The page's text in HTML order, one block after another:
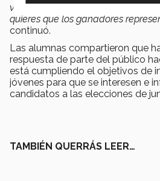
votas por la persona que sientes
quieres que los ganadores
continuó.
Las alumnas compartieron que
respuesta de parte del público
está cumpliendo el objetivos de
jóvenes para que se interesen e
candidatos a las elecciones de
TAMBIÉN QUERRÁS LEER…